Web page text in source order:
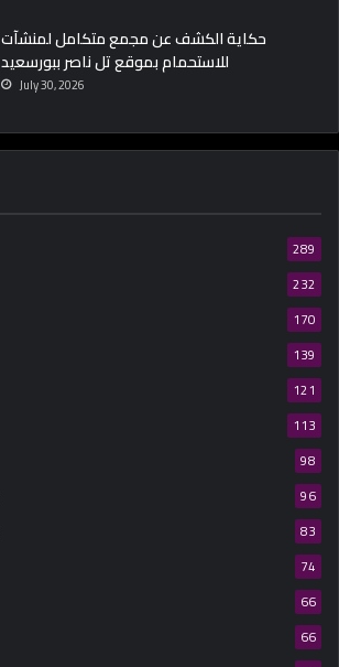
حكاية الكشف عن مجمع متكامل لمنشآت
للاستحمام بموقع تل ناصر ببورسعيد
July 30, 2026
289
232
170
139
121
113
98
96
83
74
66
66